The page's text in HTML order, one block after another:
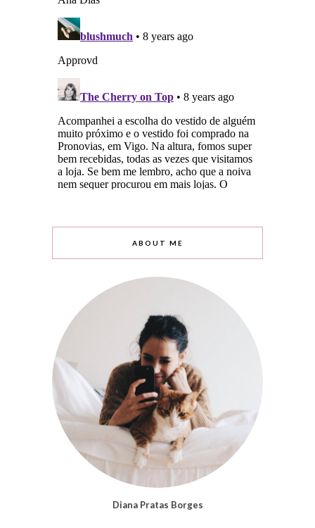
ABOUT ME
Diana Pratas Borges